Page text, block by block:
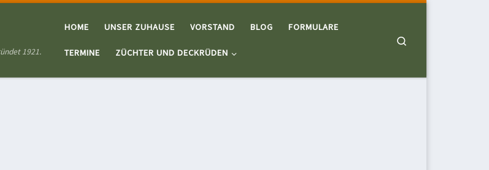
1921.
HOME UNSER ZUHAUSE VORSTAND BLOG FORMULARE
TERMINE ZÜCHTER UND DECKRÜDEN